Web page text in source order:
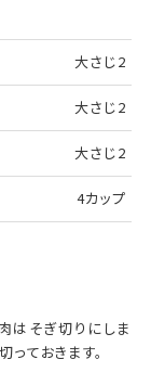
大さじ2
大さじ2
大さじ2
4カップ
はそぎ切りにしま
ておきます。